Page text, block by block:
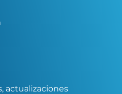
actualizaciones